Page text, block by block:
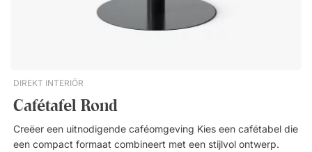
DIREKT INTERIÖR
Cafétafel Rond
Creëer een uitnodigende caféomgeving Kies een cafétabel die
een compact formaat combineert met een stijlvol ontwerp.